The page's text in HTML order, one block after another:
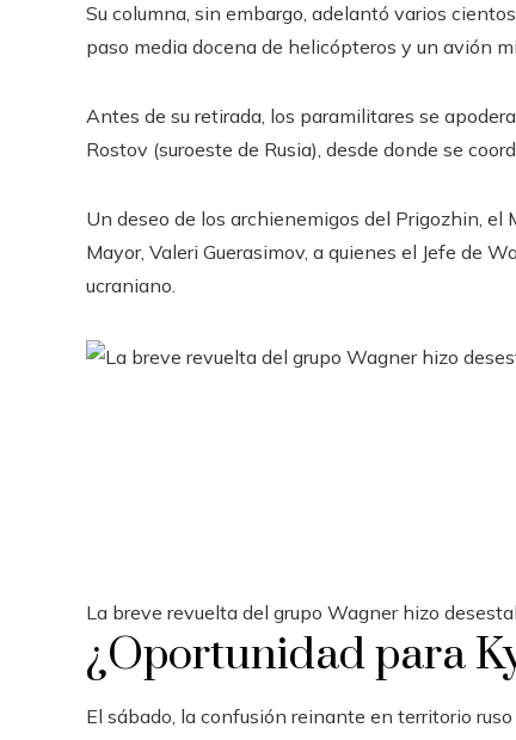
Su columna, sin embargo, adelantó varios
paso media docena de helicópteros y un avión
Antes de su retirada, los paramilitares se
Rostov (suroeste de Rusia), desde donde se
Un deseo de los archienemigos del Prigozhin, el
Mayor, Valeri Guerasimov, a quienes el Jefe de
ucraniano.
La breve revuelta del grupo Wagner hizo
¿Oportunidad para
El sábado, la confusión reinante en territorio